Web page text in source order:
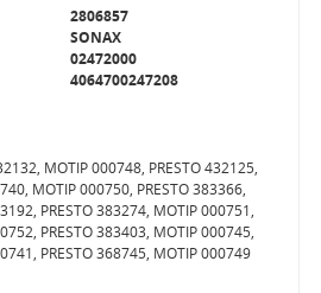
2806857
SONAX
02472000
4064700247208
MOTIP 000748, PRESTO 432125,
MOTIP 000750, PRESTO 383366,
PRESTO 383274, MOTIP 000751,
PRESTO 383403, MOTIP 000745,
PRESTO 368745, MOTIP 000749